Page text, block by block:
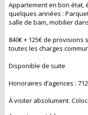
Appartement en bon état,
quelques années :
salle de bain, mobilier
840€ + 125€ de provisions
toutes les charges
Disponible de suite
Honoraires d’agences :
À visiter absolument.